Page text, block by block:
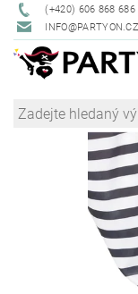
(+420) 606 868 686
INFO@PARTYON.CZ